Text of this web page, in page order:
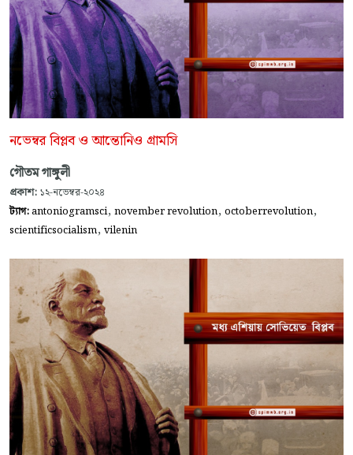
নভেম্বর বিপ্লব ও আন্তোনিও গ্রামসি
গৌতম গাঙ্গুলী
প্রকাশ: ১২-নভেম্বর-২০২৪
ট্যাগ:antoniogramsci, november revolution, octoberrevolution,
scientificsocialism, vilenin